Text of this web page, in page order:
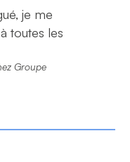
je me
toutes les
Groupe